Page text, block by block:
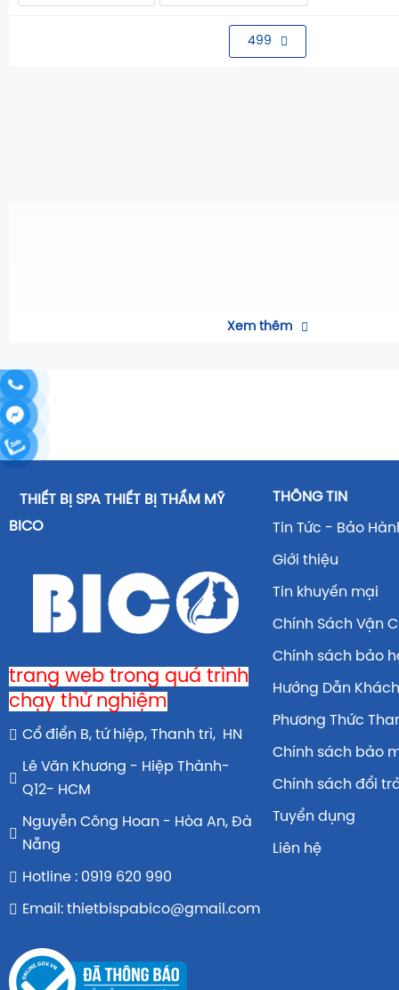
499
Xem thêm
THIẾT BỊ SPA THIẾT BỊ THẨM MỸ
BICO
trang web trong quá trình
chạy thử nghiệm
Cổ điển B, tứ hiệp, Thanh trì, HN
Lê Văn Khương - Hiệp Thành-
Q12- HCM
Nguyễn Công Hoan - Hòa An, Đà
Nẵng
Hotline : 0919 620 990
Email: thietbispabico@gmail.com
THÔNG TIN
Tin Tức - Bảo
Giới thiệu
Tin khuyến mại
Chính Sách Vận
Chính sách bảo
Hướng Dẫn
Phương Thức
Chính sách bảo
Chính sách đổi
Tuyển dụng
Liên hệ